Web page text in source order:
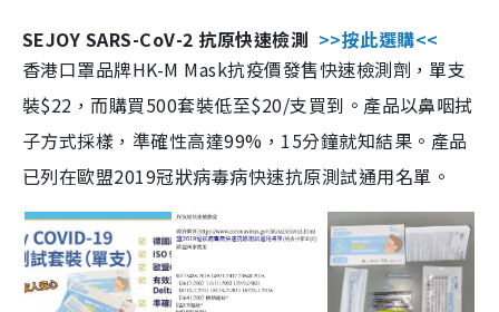
SEJOY SARS-CoV-2 抗原快速檢測 >>按此選購<<
香港口罩品牌HK-M Mask抗疫價發售快速檢測劑，單支
裝$22，而購買500套裝低至$20/支買到。產品以鼻咽拭
子方式採樣，準確性高達99%，15分鐘就知結果。產品
已列在歐盟2019冠狀病毒病快速抗原測試通用名單。